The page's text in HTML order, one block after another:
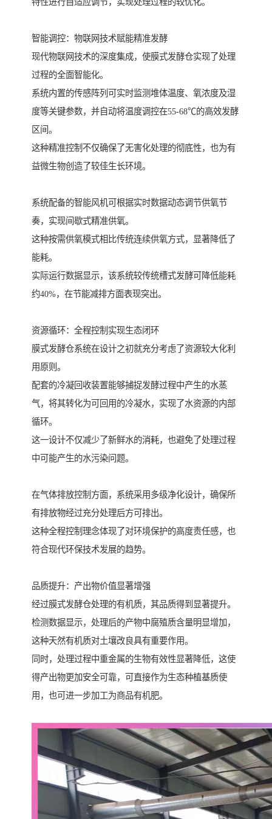
特性进行自适应调节，实现处理过程的较优化。
智能调控：物联网技术赋能精准发酵
现代物联网技术的深度集成，使膜式发酵仓实现了处理
过程的全面智能化。
系统内置的传感阵列可实时监测堆体温度、氧浓度及湿
度等关键参数，并自动将温度调控在55-68℃的高效发酵
区间。
这种精准控制不仅确保了无害化处理的彻底性，也为有
益微生物创造了较佳生长环境。
系统配备的智能风机可根据实时数据动态调节供氧节
奏，实现间歇式精准供氧。
这种按需供氧模式相比传统连续供氧方式，显著降低了
能耗。
实际运行数据显示，该系统较传统槽式发酵可降低能耗
约40%，在节能减排方面表现突出。
资源循环：全程控制实现生态闭环
膜式发酵仓系统在设计之初就充分考虑了资源较大化利
用原则。
配套的冷凝回收装置能够捕捉发酵过程中产生的水蒸
气，将其转化为可回用的冷凝水，实现了水资源的内部
循环。
这一设计不仅减少了新鲜水的消耗，也避免了处理过程
中可能产生的水污染问题。
在气体排放控制方面，系统采用多级净化设计，确保所
有排放物经过充分处理后方可排出。
这种全程控制理念体现了对环境保护的高度责任感，也
符合现代环保技术发展的趋势。
品质提升：产出物价值显著增强
经过膜式发酵仓处理的有机质，其品质得到显著提升。
检测数据显示，处理后的产物中腐殖质含量明显增加，
这种天然有机质对土壤改良具有重要作用。
同时，处理过程中重金属的生物有效性显著降低，这使
得产出物更加安全可靠，可直接作为生态种植基质使
用，也可进一步加工为商品有机肥。